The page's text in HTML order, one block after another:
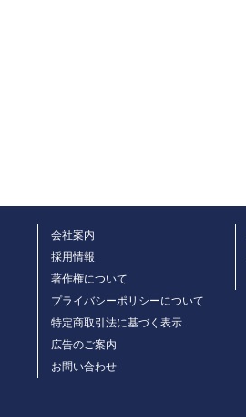
会社案内
採用情報
著作権について
プライバシーポリシーについて
特定商取引法に基づく表示
広告のご案内
お問い合わせ